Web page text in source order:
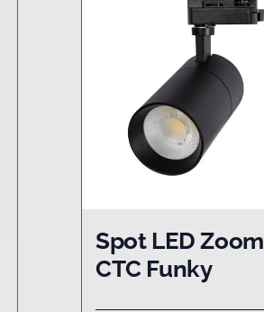
Spot LED Zoom
CTC Funky